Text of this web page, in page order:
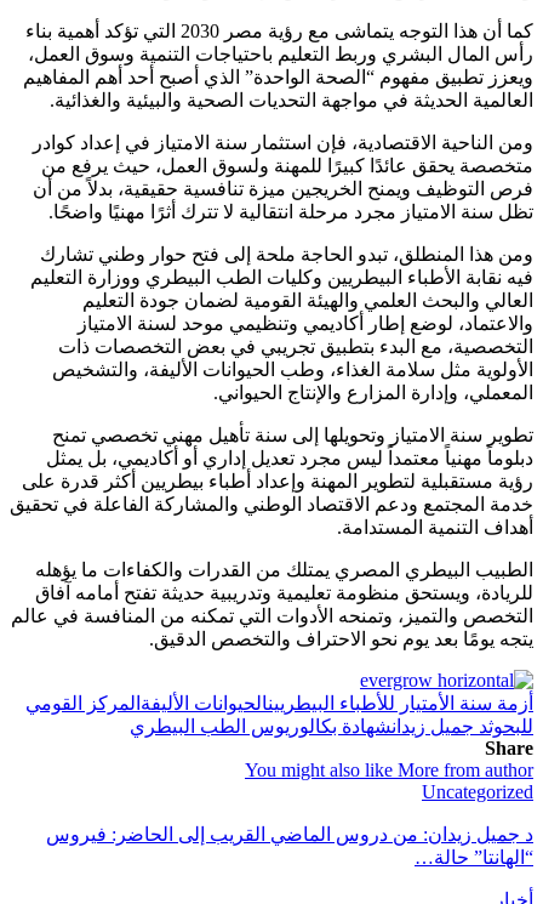
كما أن هذا التوجه يتماشى مع رؤية مصر 2030 التي تؤكد أهمية بناء
رأس المال البشري وربط التعليم باحتياجات التنمية وسوق العمل،
ويعزز تطبيق مفهوم “الصحة الواحدة” الذي أصبح أحد أهم المفاهيم
العالمية الحديثة في مواجهة التحديات الصحية والبيئية والغذائية.
ومن الناحية الاقتصادية، فإن استثمار سنة الامتياز في إعداد كوادر
متخصصة يحقق عائدًا كبيرًا للمهنة ولسوق العمل، حيث يرفع من
فرص التوظيف ويمنح الخريجين ميزة تنافسية حقيقية، بدلاً من أن
تظل سنة الامتياز مجرد مرحلة انتقالية لا تترك أثرًا مهنيًا واضحًا.
ومن هذا المنطلق، تبدو الحاجة ملحة إلى فتح حوار وطني تشارك
فيه نقابة الأطباء البيطريين وكليات الطب البيطري ووزارة التعليم
العالي والبحث العلمي والهيئة القومية لضمان جودة التعليم
والاعتماد، لوضع إطار أكاديمي وتنظيمي موحد لسنة الامتياز
التخصصية، مع البدء بتطبيق تجريبي في بعض التخصصات ذات
الأولوية مثل سلامة الغذاء، وطب الحيوانات الأليفة، والتشخيص
المعملي، وإدارة المزارع والإنتاج الحيواني.
تطوير سنة الامتياز وتحويلها إلى سنة تأهيل مهني تخصصي تمنح
دبلوماً مهنياً معتمداً ليس مجرد تعديل إداري أو أكاديمي، بل يمثل
رؤية مستقبلية لتطوير المهنة وإعداد أطباء بيطريين أكثر قدرة على
خدمة المجتمع ودعم الاقتصاد الوطني والمشاركة الفاعلة في تحقيق
أهداف التنمية المستدامة.
الطبيب البيطري المصري يمتلك من القدرات والكفاءات ما يؤهله
للريادة، ويستحق منظومة تعليمية وتدريبية حديثة تفتح أمامه آفاق
التخصص والتميز، وتمنحه الأدوات التي تمكنه من المنافسة في عالم
يتجه يومًا بعد يوم نحو الاحتراف والتخصص الدقيق.
أزمة سنة الأمتيار للأطباء البيطريينالحيوانات الأليفة المركز القومي
للبحوثد جميل زيدانشهادة بكالوريوس الطب البيطري
Share
You might also like More from author
Uncategorized
د جميل زيدان: من دروس الماضي القريب إلى الحاضر: فيروس
“الهانتا” حالة…
أخبار